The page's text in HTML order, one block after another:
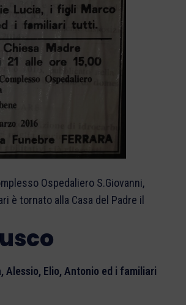
Ospedaliero S.Giovanni,
è tornato alla Casa del Padre il
Alessio, Elio, Antonio ed i familiari